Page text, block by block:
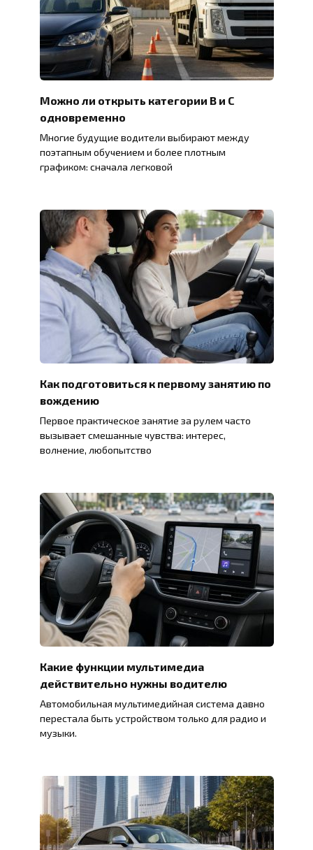
Можно ли открыть категории B и C
одновременно
Многие будущие водители выбирают между
поэтапным обучением и более плотным
графиком: сначала легковой
Как подготовиться к первому занятию по
вождению
Первое практическое занятие за рулем часто
вызывает смешанные чувства: интерес,
волнение, любопытство
Какие функции мультимедиа
действительно нужны водителю
Автомобильная мультимедийная система давно
перестала быть устройством только для радио и
музыки.